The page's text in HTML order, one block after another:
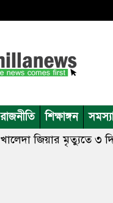
রাজনীতি শিক্ষাঙ্গন
খালেদা জিয়ার মৃত্যুতে ৩